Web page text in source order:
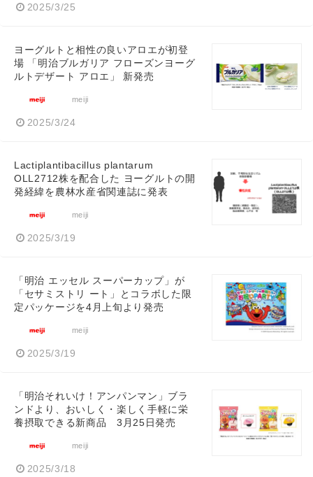
2025/3/25
ヨーグルトと相性の良いアロエが初登
場 「明治ブルガリア フローズンヨーグ
ルトデザート アロエ」 新発売
meiji
2025/3/24
Lactiplantibacillus plantarum
OLL2712株を配合した ヨーグルトの開
発経緯を農林水産省関連誌に発表
meiji
2025/3/19
「明治 エッセル スーパーカップ」が
「セサミストリ ート」とコラボした限
定パッケージを4月上旬より発売
meiji
2025/3/19
「明治それいけ！アンパンマン」ブラ
ンドより、おいしく・楽しく手軽に栄
養摂取できる新商品 3月25日発売
meiji
2025/3/18